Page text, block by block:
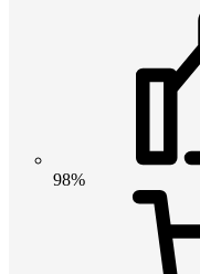
98%